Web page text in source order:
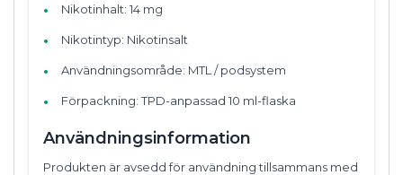
Nikotinhalt: 14 mg
Nikotintyp: Nikotinsalt
Användningsområde: MTL / podsystem
Förpackning: TPD-anpassad 10 ml-flaska
Användningsinformation
Produkten är avsedd för användning tillsammans med